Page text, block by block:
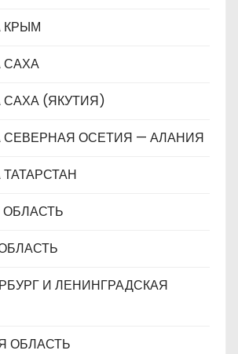
КРЫМ
САХА
(ЯКУТИЯ)
СЕВЕРНАЯ ОСЕТИЯ — АЛАНИЯ
И ЛЕНИНГРАДСКАЯ
ОБЛАСТЬ